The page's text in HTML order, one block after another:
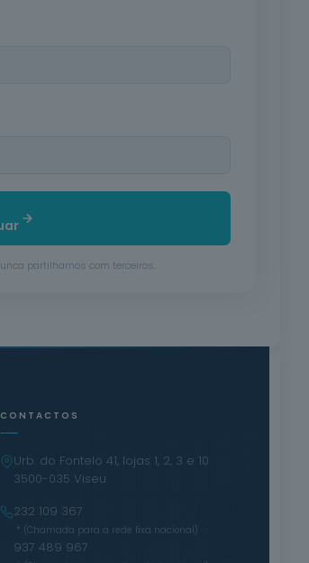
partilhamos com terceiros.
CONTACTOS
Urb. do Fontelo 41, lojas 1, 2, 3 e 10
3500-035 Viseu
232 109 367
* (Chamada para a rede fixa nacional)
937 489 967